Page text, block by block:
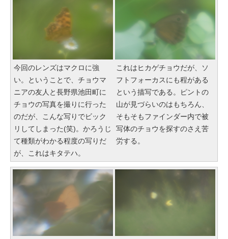
今回のレンズはマクロに強
い。ということで、チョウマ
ニアの友人と長野県池田町に
チョウの写真を撮りに行った
のだが、こんな写りでビック
リしてしまった(笑)。かろうじ
て種類がわかる程度の写りだ
が、これはキタテハ。
これはヒカゲチョウだが、ソ
フトフォーカスにも程がある
という描写である。ピントの
山が見づらいのはもちろん、
そもそもファインダー内で被
写体のチョウを探すのさえ苦
労する。